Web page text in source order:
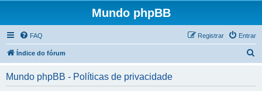
Mundo phpBB
FAQ Entrar
Registrar
Índice do fórum
Mundo phpBB - Políticas de privacidade